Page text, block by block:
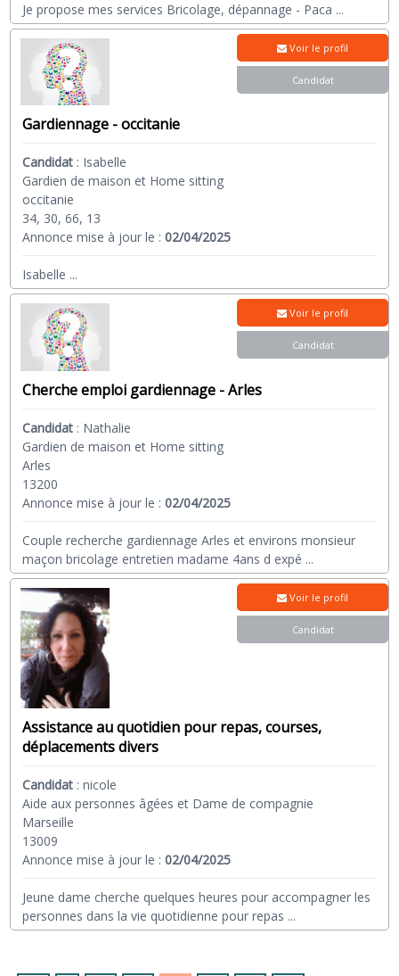
Je propose mes services Bricolage, dépannage - Paca ...
Gardiennage - occitanie
Candidat : Isabelle
Gardien de maison et Home sitting
occitanie
34, 30, 66, 13
Annonce mise à jour le :02/04/2025
Isabelle ...
Voir le profil
Candidat
Cherche emploi gardiennage - Arles
Candidat : Nathalie
Gardien de maison et Home sitting
Arles
13200
Annonce mise à jour le :02/04/2025
Couple recherche gardiennage Arles et environs monsieur
maçon bricolage entretien madame 4ans d expé ...
Voir le profil
Candidat
Assistance au quotidien pour repas, courses,
déplacements divers
Candidat :nicole
Aide aux personnes âgées et Dame de compagnie
Marseille
13009
Annonce mise à jour le :02/04/2025
Jeune dame cherche quelques heures pour accompagner les
personnes dans la vie quotidienne pour repas ...
Voir le profil
Candidat